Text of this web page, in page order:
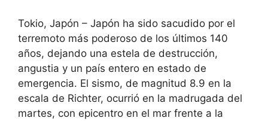
Tokio, Japón – Japón ha sido sacudido por el
terremoto más poderoso de los últimos 140
años, dejando una estela de destrucción,
angustia y un país entero en estado de
emergencia. El sismo, de magnitud 8.9 en la
escala de Richter, ocurrió en la madrugada del
martes, con epicentro en el mar frente a la